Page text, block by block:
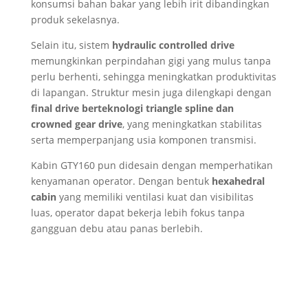
konsumsi bahan bakar yang lebih irit dibandingkan
produk sekelasnya.
Selain itu, sistem hydraulic controlled drive
memungkinkan perpindahan gigi yang mulus tanpa
perlu berhenti, sehingga meningkatkan produktivitas
di lapangan. Struktur mesin juga dilengkapi dengan
final drive berteknologi triangle spline dan
crowned gear drive, yang meningkatkan stabilitas
serta memperpanjang usia komponen transmisi.
Kabin GTY160 pun didesain dengan memperhatikan
kenyamanan operator. Dengan bentuk hexahedral
cabinyang memiliki ventilasi kuat dan visibilitas
luas, operator dapat bekerja lebih fokus tanpa
gangguan debu atau panas berlebih.